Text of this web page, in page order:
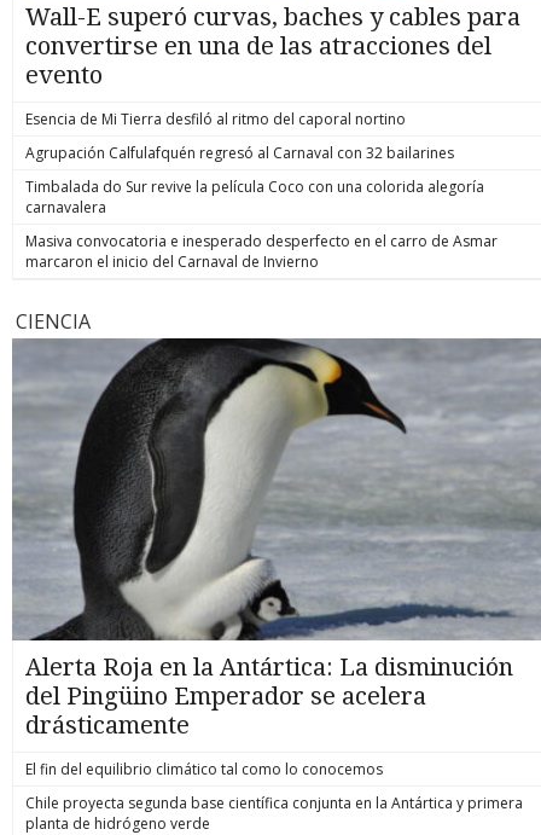
Wall-E superó curvas, baches y cables para
convertirse en una de las atracciones del
evento
Esencia de Mi Tierra desfiló al ritmo del caporal nortino
Agrupación Calfulafquén regresó al Carnaval con 32 bailarines
Timbalada do Sur revive la película Coco con una colorida alegoría
carnavalera
Masiva convocatoria e inesperado desperfecto en el carro de Asmar
marcaron el inicio del Carnaval de Invierno
CIENCIA
Alerta Roja en la Antártica: La disminución
del Pingüino Emperador se acelera
drásticamente
El fin del equilibrio climático tal como lo conocemos
Chile proyecta segunda base científica conjunta en la Antártica y primera
planta de hidrógeno verde